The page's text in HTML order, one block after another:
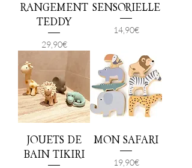
RANGEMENT
TEDDY
Prix
29,90 €
SENSORIELLE
Prix
14,90 €
JOUETS DE
BAIN TIKIRI
MON SAFARI
Prix
19,90 €